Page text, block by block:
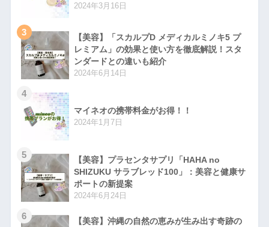
2024年3月16日
3
【美容】「スカルプD メディカルミノキ5 プ
レミアム」の効果と使い方を徹底解説！スタ
ンダードとの違いも紹介
2024年6月14日
4
マイネオの携帯料金がお得！！
2024年1月7日
5
【美容】プラセンタサプリ「HAHA no
SHIZUKU サラブレッド100」：美容と健康サ
ポートの新提案
2024年6月24日
6
【美容】沖縄の自然の恵みが生み出す奇跡の